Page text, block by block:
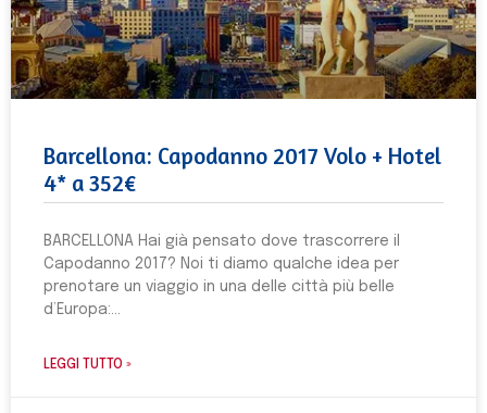
Barcellona: Capodanno 2017 Volo + Hotel
4* a 352€
BARCELLONA Hai già pensato dove trascorrere il
Capodanno 2017? Noi ti diamo qualche idea per
prenotare un viaggio in una delle città più belle
d’Europa:
LEGGI TUTTO »